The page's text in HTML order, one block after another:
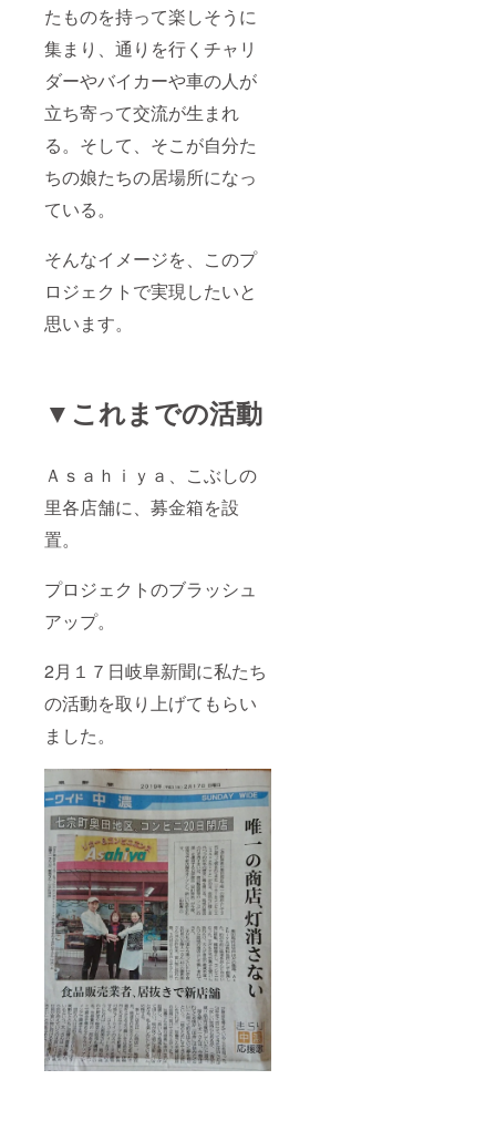
たものを持って楽しそうに
集まり、通りを行くチャリ
ダーやバイカーや車の人が
立ち寄って交流が生まれ
る。そして、そこが自分た
ちの娘たちの居場所になっ
ている。
そんなイメージを、このプ
ロジェクトで実現したいと
思います。
▼これまでの活動
Ａｓａｈｉｙａ、こぶしの
里各店舗に、募金箱を設
置。
プロジェクトのブラッシュ
アップ。
2月１７日岐阜新聞に私たち
の活動を取り上げてもらい
ました。